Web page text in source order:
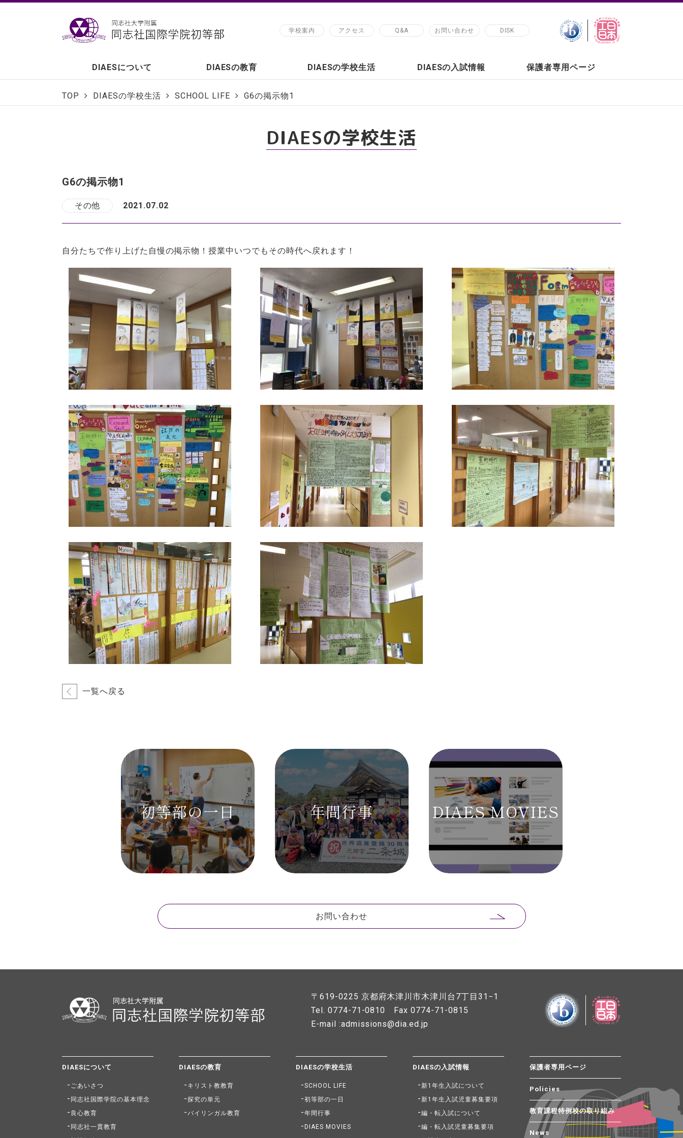
学校案内 アクセス Q&A お問い合わせ DISK
DIAESについて DIAESの教育 DIAESの学校生活 DIAESの入試情報 保護者専用ページ
TOP DIAESの学校生活 SCHOOL LIFE G6の掲示物1
DIAESの学校生活
G6の掲示物1
その他 2021.07.02
自分たちで作り上げた自慢の掲示物！授業中いつでもその時代へ戻れます！
一覧へ戻る
初等部の一日 年間行事 DIAES MOVIES
お問い合わせ
〒619-0225 京都府木津川市木津川台7丁目31−1
Tel. 0774-71-0810 Fax 0774-71-0815
E-mail :admissions@dia.ed.jp
DIAESについて
ごあいさつ
同志社国際学院の基本理念
良心教育
同志社一貫教育
DIAESの教育
キリスト教教育
探究の単元
バイリンガル教育
DIAESの学校生活
SCHOOL LIFE
初等部の一日
年間行事
DIAES MOVIES
DIAESの入試情報
新1年生入試について
新1年生入試児童募集要項
編・転入試について
編・転入試児童募集要項
保護者専用ページ
Policies
教育課程特例校の取り組み
News